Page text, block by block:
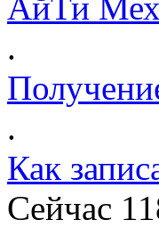
.
.
Как
Сейчас